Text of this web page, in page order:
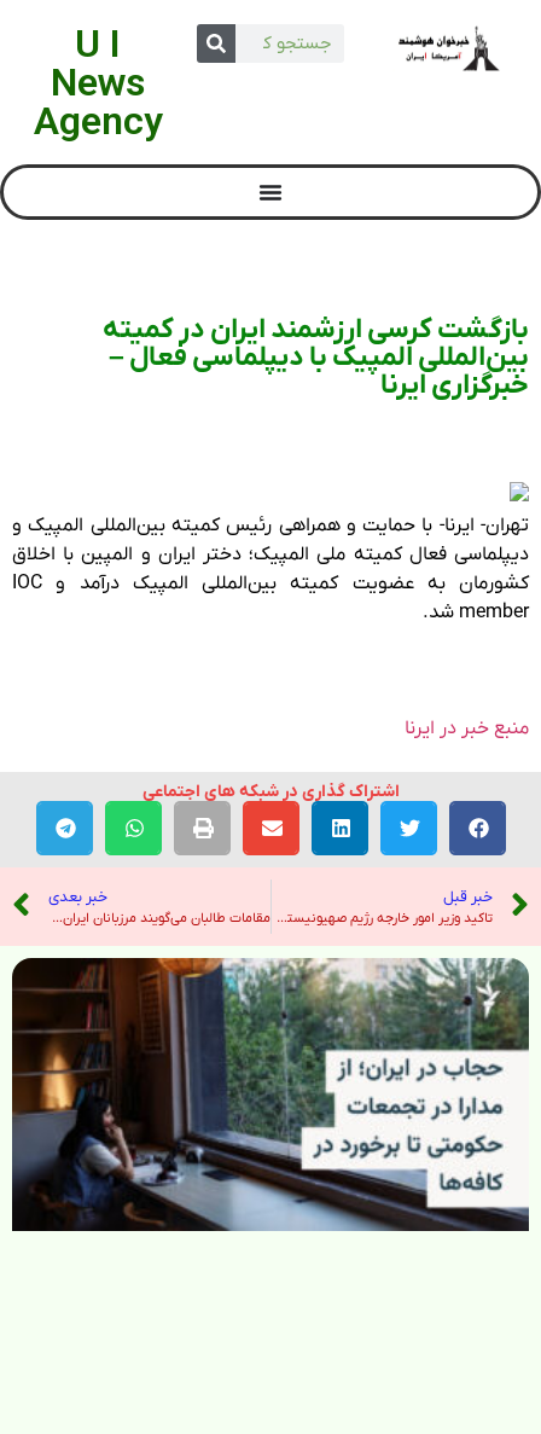
U I
News
Agency
بازگشت کرسی ارزشمند ایران در کمیته
بین‌المللی المپیک با دیپلماسی فعال –
خبرگزاری ایرنا
تهران- ایرنا- با حمایت و همراهی رئیس کمیته بین‌المللی المپیک و
دیپلماسی فعال کمیته ملی المپیک؛ دختر ایران و المپین با اخلاق
کشورمان به عضویت کمیته بین‌المللی المپیک درآمد و IOC
member شد.
منبع خبر در ایرنا
اشتراک گذاری در شبکه های اجتماعی
خبر قبل
تاکید وزیر امور خارجه رژیم صهیونیستی بر افزایش شکاف بین اسرائیل و سوریه – خبرگزاری ایرنا
خبر بعدی
مقامات طالبان می‌گویند مرزبانان ایران در ماه‌های اخیر ده‌ها افغان را کشته‌اند – رادیو فردا